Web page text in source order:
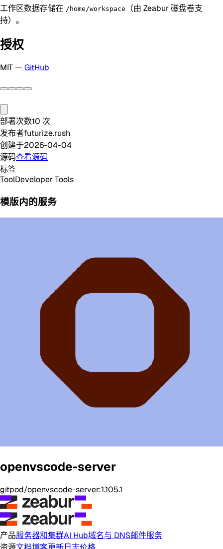
工作区数据存储在 /home/workspace
（由 Zeabur 磁盘卷支
持）。
授权
MIT — GitHub
部署次数10 次
发布者futurize.rush
创建于2026-04-04
源码查看源码
标签
ToolDeveloper Tools
模版内的服务
openvscode-server
gitpod/openvscode-server:1.105.1
产品服务器和集群AI Hub域名与 DNS邮件服务